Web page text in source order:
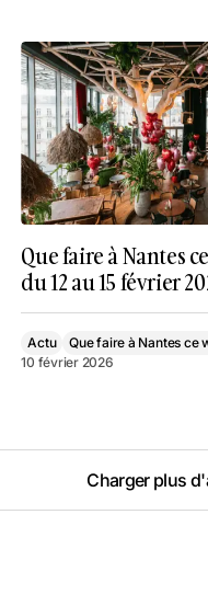
Que faire à Nantes
du 12 au 15 février
Actu
Que faire à Nantes ce
10 février 2026
Charger plus
Charger plus